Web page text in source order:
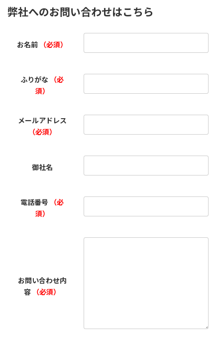
弊社へのお問い合わせはこちら
お名前 （必須）
ふりがな
（必
須）
メールアドレス
（必須）
御社名
電話番号
（必
須）
お問い合わせ内
容
（必須）